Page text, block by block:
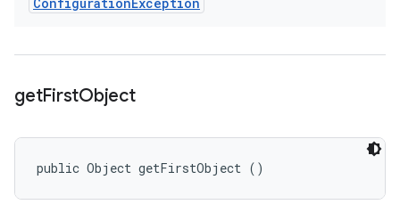
getFirstObject
public Object getFirstObject ()